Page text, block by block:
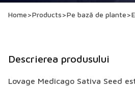
Home>Products>Pe bază de plante>
Descrierea produsului
Lovage Medicago Sativa Seed